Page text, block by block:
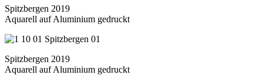
Spitzbergen 2019
Aquarell auf Aluminium gedruckt
Spitzbergen 2019
Aquarell auf Aluminium gedruckt